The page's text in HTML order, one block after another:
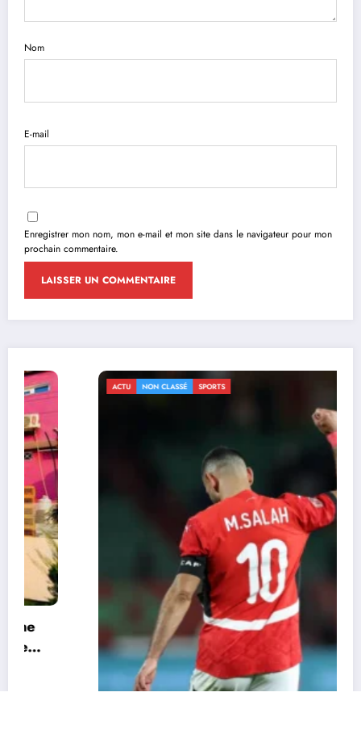
Nom
E-mail
Enregistrer mon nom, mon e-mail et mon site dans le navigateur pour mon
prochain commentaire.
ACTU NON CLASSÉ SPORTS